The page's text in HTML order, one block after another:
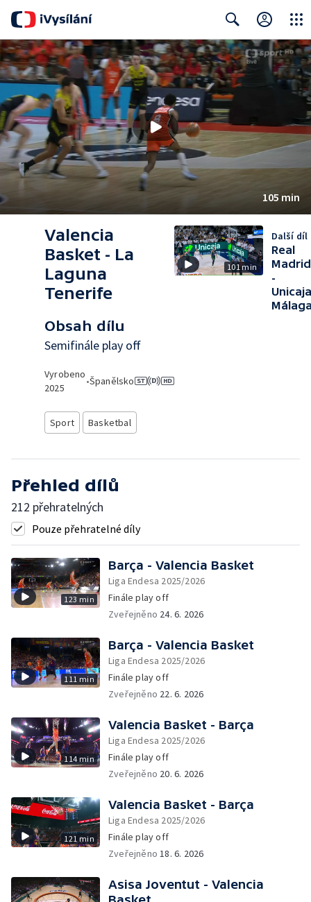
Search Close
105 min
Valencia
Basket - La
Laguna
Tenerife
Obsah dílu
Semifinále play off
Vyrobeno
2025
•Španělsko
Sport Basketbal
101 min
Další díl
Real
Madrid
-
Unicaja
Přehled dílů
212 přehratelných
Pouze přehratelné díly
123 min
Barça - Valencia Basket
Liga Endesa 2025/2026
Finále play off
Zveřejněno 24. 6. 2026
111 min
Barça - Valencia Basket
Liga Endesa 2025/2026
Finále play off
Zveřejněno 22. 6. 2026
114 min
Valencia Basket - Barça
Liga Endesa 2025/2026
Finále play off
Zveřejněno 20. 6. 2026
121 min
Valencia Basket - Barça
Liga Endesa 2025/2026
Finále play off
Zveřejněno18. 6. 2026
Asisa Joventut - Valencia